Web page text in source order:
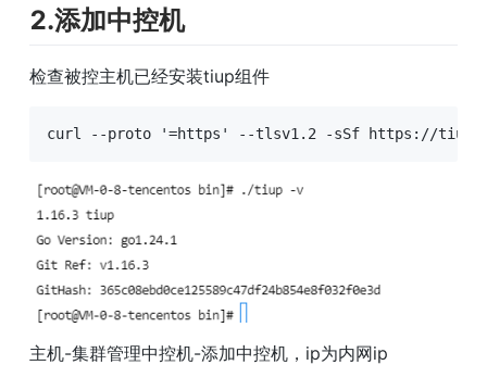
2.添加中控机
检查被控主机已经安装tiup组件
curl --proto '=https' --tlsv1.2 -sSf https://tiup-
主机-集群管理中控机-添加中控机，ip为内网ip